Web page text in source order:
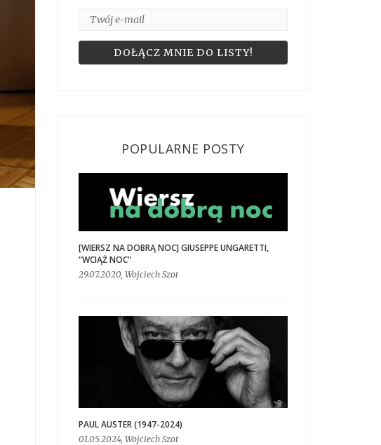
POPULARNE POSTY
[WIERSZ NA DOBRĄ NOC] GIUSEPPE UNGARETTI,
"WCIĄŻ NOC"
29.07.2020, Wojciech Szot
PAUL AUSTER (1947-2024)
01.05.2024, Wojciech Szot